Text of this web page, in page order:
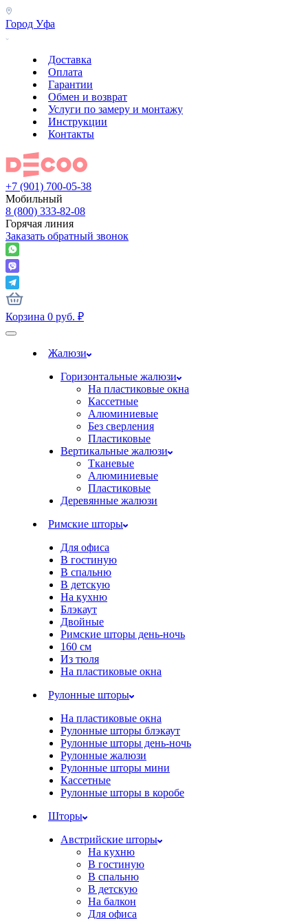
Город Уфа
Доставка
Оплата
Гарантии
Обмен и возврат
Услуги по замеру и монтажу
Инструкции
Контакты
+7 (901) 700-05-38
Мобильный
8 (800) 333-82-08
Горячая линия
Заказать обратный звонок
Корзина 0 руб. ₽
Жалюзи
Горизонтальные жалюзи
На пластиковые окна
Кассетные
Алюминиевые
Без сверления
Пластиковые
Вертикальные жалюзи
Тканевые
Алюминиевые
Пластиковые
Деревянные жалюзи
Римские шторы
Для офиса
В гостиную
В спальню
В детскую
На кухню
Блэкаут
Двойные
Римские шторы день-ночь
160 см
Из тюля
На пластиковые окна
Рулонные шторы
На пластиковые окна
Рулонные шторы блэкаут
Рулонные шторы день-ночь
Рулонные жалюзи
Рулонные шторы мини
Кассетные
Рулонные шторы в коробе
Шторы
Австрийские шторы
На кухню
В гостиную
В спальню
В детскую
На балкон
Для офиса